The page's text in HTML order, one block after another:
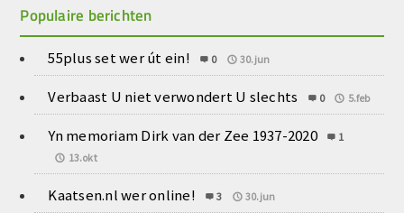
Populaire berichten
55plus set wer út ein! 0 30.jun
Verbaast U niet verwondert U slechts 0 5.feb
Yn memoriam Dirk van der Zee 1937-2020
1
13.okt
Kaatsen.nl wer online! 3 30.jun